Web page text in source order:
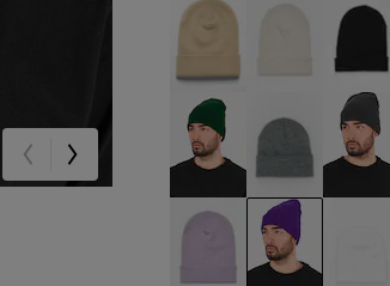
beige
grün grau